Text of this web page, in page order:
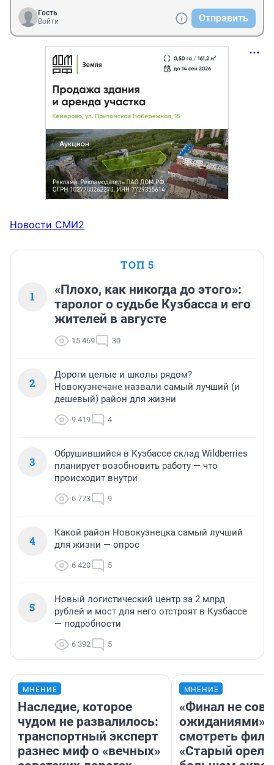
Гость
Войти
Отправить
Новости СМИ2
ТОП 5
1
«Плохо, как никогда до этого»:
таролог о судьбе Кузбасса и его
жителей в августе
15 469 30
2
Дороги целые и школы рядом?
Новокузнечане назвали самый лучший (и
дешевый) район для жизни
9 419 4
3
Обрушившийся в Кузбассе склад Wildberries
планирует возобновить работу — что
происходит внутри
6 773 9
4
Какой район Новокузнецка самый лучший
для жизни — опрос
6 420 5
5
Новый логистический центр за 2 млрд
рублей и мост для него отстроят в Кузбассе
— подробности
6 392 5
МНЕНИЕ
Наследие, которое
чудом не развалилось:
транспортный эксперт
разнес миф о «вечных»
МНЕНИЕ
«Финал не
ожиданиями»:
смотреть
«Старый орел»